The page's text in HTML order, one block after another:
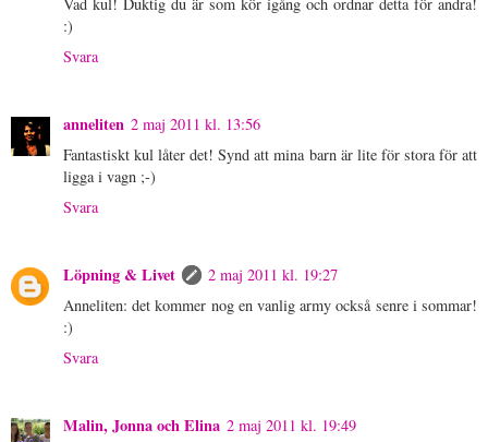
:)
Svara
anneliten 2 maj 2011 kl. 13:56
Fantastiskt kul låter det! Synd att mina barn är lite för stora för att
ligga i vagn ;-)
Svara
Löpning & Livet
2 maj 2011 kl. 19:27
Anneliten: det kommer nog en vanlig army också senre i sommar!
:)
Svara
Malin, Jonna och Elina 2 maj 2011 kl. 19:49